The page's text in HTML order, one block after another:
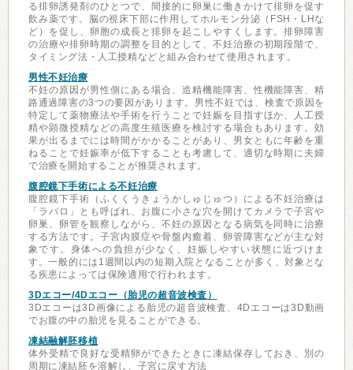
る排卵誘発剤のひとつで、間接的に卵巣に働きかけて排卵を促す
飲み薬です。脳の視床下部に作用してホルモン分泌（FSH・LHな
ど）を促し、卵胞の成長と排卵を起こしやすくします。排卵障害
の治療や排卵時期の調整を目的として、不妊治療の初期段階で、
タイミング法・人工授精などと組み合わせて使用されます。
男性不妊治療
不妊の原因が男性側にある場合、造精機能障害、性機能障害、精
路通過障害の3つの要因があります。男性不妊では、検査で原因を
特定して薬物療法や手術を行うことで妊娠を目指すほか、人工授
精や顕微授精などの高度生殖医療を検討する場合もあります。効
果が出るまでには時間がかかることがあり、男女ともに年齢を重
ねることで妊娠率が低下することも考慮して、適切な時期に夫婦
で治療を開始することが推奨されます。
腹腔鏡下手術による不妊治療
腹腔鏡下手術（ふくくうきょうかしゅじゅつ）による不妊治療は
「ラパロ」とも呼ばれ、お腹に小さな穴を開けてカメラで子宮や
卵巣、卵管を観察しながら、不妊の原因となる病気を同時に治療
する方法です。子宮内膜症や骨盤内癒着、卵管障害などが主な対
象です。身体への負担が少なく、妊娠しやすい状態に近づけま
す。一般的には1週間以内の短期入院となることが多く、対象とな
る疾患によっては保険適用で行われます。
3Dエコー/4Dエコー（胎児の超音波検査）
3Dエコーは3D画像による胎児の超音波検査、4Dエコーは3D動画
でお腹の中の胎児を見ることができる。
凍結融解胚移植
体外受精で良好な受精卵ができたときに凍結保存しておき、別の
周期に凍結胚を溶解し、子宮に戻す方法